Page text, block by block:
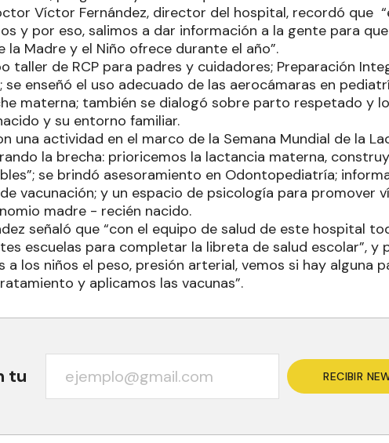
Víctor Fernández, director del hospital, recordó que
y por eso, salimos a dar información a la gente para
la Madre y el Niño ofrece durante el año”.
taller de RCP para padres y cuidadores; Preparación
se enseñó el uso adecuado de las aerocámaras en
materna; también se dialogó sobre parto respetado y
y su entorno familiar.
una actividad en el marco de la Semana Mundial de la
la brecha: prioricemos la lactancia materna,
se brindó asesoramiento en Odontopediatría;
vacunación; y un espacio de psicología para promover
madre - recién nacido.
señaló que “con el equipo de salud de este hospital
escuelas para completar la libreta de salud escolar”, y
a los niños el peso, presión arterial, vemos si hay alguna
y aplicamos las vacunas”.
tu RECIBIR